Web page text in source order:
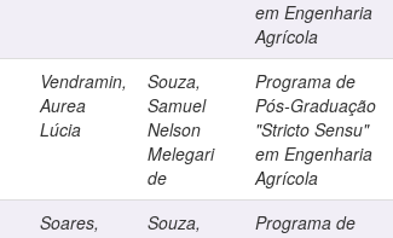
em Engenharia
Agrícola
Vendramin,
Aurea
Lúcia
Souza,
Samuel
Nelson
Melegari
de
Programa de
Pós-Graduação
"Stricto Sensu"
em Engenharia
Agrícola
Soares,
Souza,
Programa de